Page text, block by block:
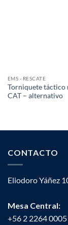
EMS - RESCATE
Torniquete táctico
CAT – alternativo
CONTACTO
Eliodoro Yáñez
Mesa Central:
+56 2 2264 0005